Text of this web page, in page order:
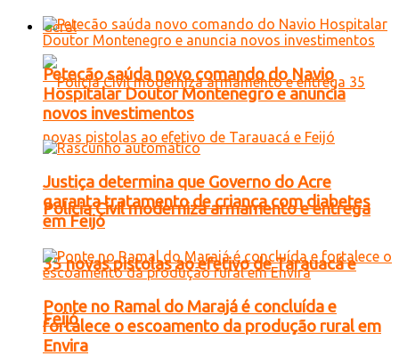
Geral
Polícia Civil moderniza armamento e entrega
35 novas pistolas ao efetivo de Tarauacá e
Feijó
Petecão saúda novo comando do Navio
Hospitalar Doutor Montenegro e anuncia
novos investimentos
Justiça determina que Governo do Acre
garanta tratamento de criança com diabetes
em Feijó
Ponte no Ramal do Marajá é concluída e
fortalece o escoamento da produção rural em
Envira